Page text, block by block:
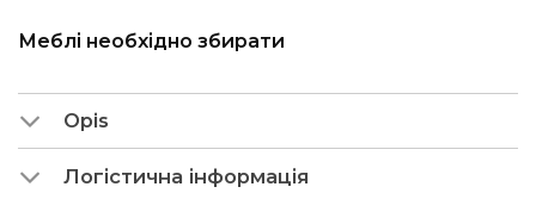
Меблі необхідно збирати
Opis
Логістична інформація